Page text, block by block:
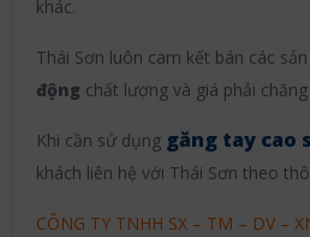
khác.
Thái Sơn luôn cam kết bán các
động chất lượng và giá phải
Khi cần sử dụng găng tay cao
khách liên hệ với Thái Sơn theo
CÔNG TY TNHH SX – TM – DV –